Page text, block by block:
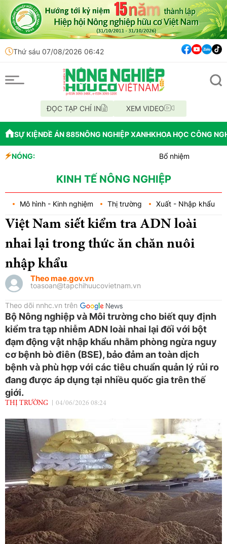
Thứ sáu 07/08/2026 06:42
ĐỌC TẠP CHÍ IN XEM VIDEO
SỰ KIỆNĐỀ ÁN 885NÔNG NGHIỆP XANHKHOA HỌC CÔNG
NÓNG:
Bổ nhiệm Phó Tổng Giám
Bắc Ninh công bố quy hoạch
KINH TẾ NÔNG NGHIỆP
Mô hình - Kinh nghiệm Thị trường Xuất - Nhập khẩu
Việt Nam siết kiểm tra ADN loài
nhai lại trong thức ăn chăn nuôi
nhập khẩu
Theo mae.gov.vn
toasoan@tapchihuucovietnam.vn
Theo dõi nnhc.vn trên
Bộ Nông nghiệp và Môi trường cho biết quy định
kiểm tra tạp nhiễm ADN loài nhai lại đối với bột
đạm động vật nhập khẩu nhằm phòng ngừa nguy
cơ bệnh bò điên (BSE), bảo đảm an toàn dịch
bệnh và phù hợp với các tiêu chuẩn quản lý rủi ro
đang được áp dụng tại nhiều quốc gia trên thế
giới.
THỊ TRƯỜNG 04/06/2026 08:24